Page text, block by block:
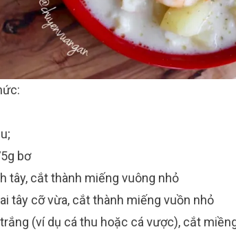
bơ
tây, cắt thành miếng vuông nhỏ
tây cỡ vừa, cắt thành miếng vuồn nhỏ
(ví dụ cá thu hoặc cá vược), cắt